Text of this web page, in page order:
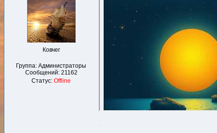
Ковчег
Группа: Администраторы
Сообщений: 21162
Статус: Offline